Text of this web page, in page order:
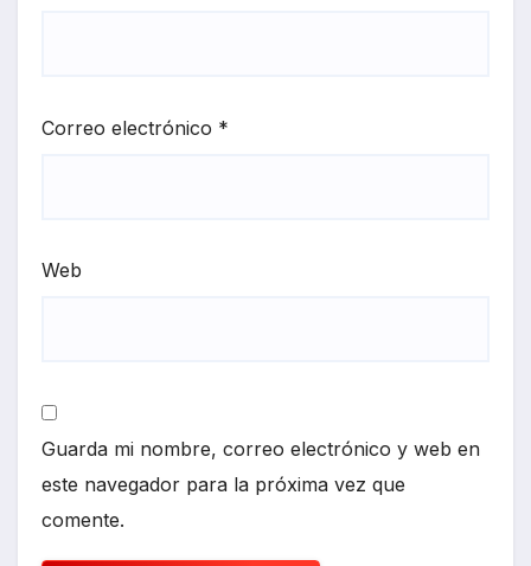
Correo electrónico *
Web
Guarda mi nombre, correo electrónico y web en
este navegador para la próxima vez que
comente.